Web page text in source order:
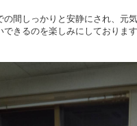
の間しっかりと安静にされ、元
できるのを楽しみにしておりま